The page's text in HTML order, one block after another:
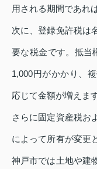
用される期間であれ
次に、登録免許税は
要な税金です。抵当
1,000円がかかり、
応じて金額が増えます
さらに固定資産税お
によって所有が変更
神戸市では土地や建